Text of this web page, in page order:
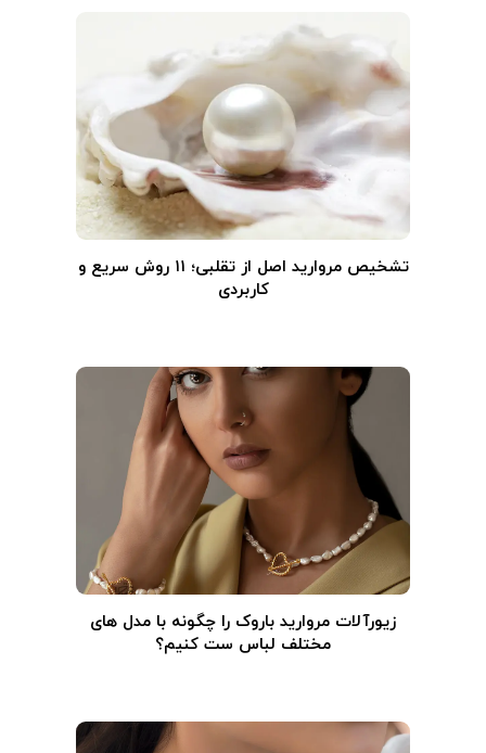
تشخیص مروارید اصل از تقلبی؛ ۱۱ روش سریع و
کاربردی
زیورآلات مروارید باروک را چگونه با مدل های
مختلف لباس ست کنیم؟